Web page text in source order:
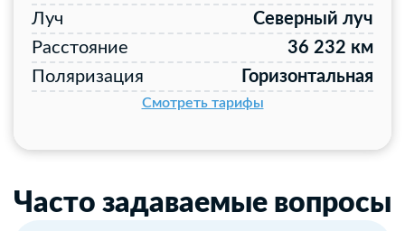
Луч
Северный луч
Расстояние
36 232 км
Поляризация
Горизонтальная
Смотреть тарифы
Часто задаваемые вопросы